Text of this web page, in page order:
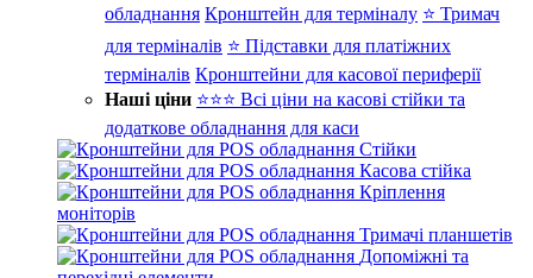
обладнання Кронштейн для терміналу ⭐ Тримач
для терміналів ⭐ Підставки для платіжних
терміналів Кронштейни для касової периферії
Наші ціни ⭐⭐⭐ Всі ціни на касові стійки та
додаткове обладнання для каси
Стійки
Касова стійка
Кріплення
моніторів
Тримачі планшетів
Допоміжні та